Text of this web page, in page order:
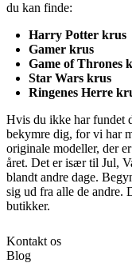
du kan finde:
Harry Potter krus
Gamer krus
Game of Thrones
Star Wars krus
Ringenes Herre
Hvis du ikke har fundet
bekymre dig, for vi har
originale modeller, der
året. Det er især til Jul,
blandt andre dage.
sig ud fra alle de andre.
butikker.
Kontakt os
Blog